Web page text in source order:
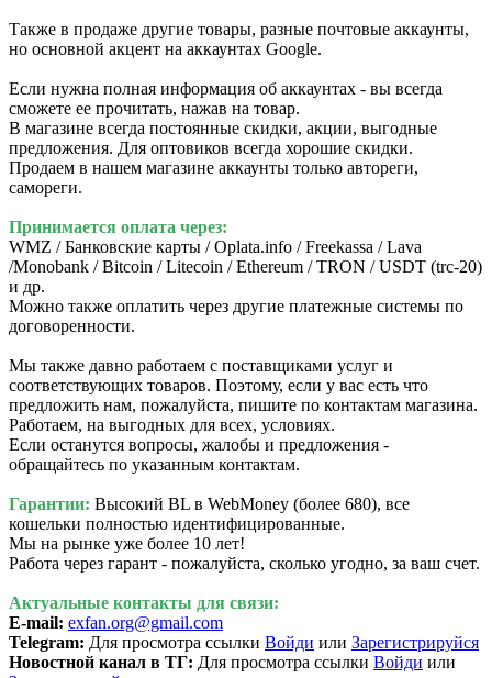
Также в продаже другие товары, разные почтовые аккаунты,
но основной акцент на аккаунтах Google.
Если нужна полная информация об аккаунтах - вы всегда
сможете ее прочитать, нажав на товар.
В магазине всегда постоянные скидки, акции, выгодные
предложения. Для оптовиков всегда хорошие скидки.
Продаем в нашем магазине аккаунты только автореги,
самореги.
Принимается оплата через:
WMZ / Банковские карты / Oplata.info / Freekassa / Lava
/Monobank / Bitcoin / Litecoin / Ethereum / TRON / USDT (trc-20)
и др.
Можно также оплатить через другие платежные системы по
договоренности.
Мы также давно работаем с поставщиками услуг и
соответствующих товаров. Поэтому, если у вас есть что
предложить нам, пожалуйста, пишите по контактам магазина.
Работаем, на выгодных для всех, условиях.
Если останутся вопросы, жалобы и предложения -
обращайтесь по указанным контактам.
Гарантии: Высокий BL в WebMoney (более 680), все
кошельки полностью идентифицированные.
Мы на рынке уже более 10 лет!
Работа через гарант - пожалуйста, сколько угодно, за ваш счет.
Актуальные контакты для связи:
E-mail: exfan.org@gmail.com
Telegram: Для просмотра ссылки Войди или Зарегистрируйся
Новостной канал в ТГ: Для просмотра ссылки Войди или